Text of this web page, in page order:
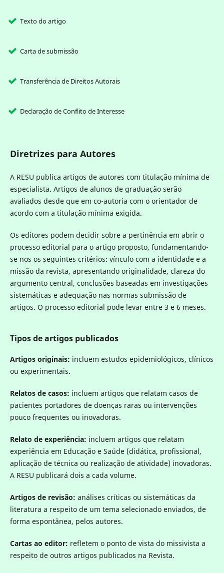
Texto do artigo
Carta de submissão
Transferência de Direitos Autorais
Declaração de Conflito de Interesse
Diretrizes para Autores
A RESU publica artigos de autores com titulação mínima de
especialista. Artigos de alunos de graduação serão
avaliados desde que em co-autoria com o orientador de
acordo com a titulação mínima exigida.
Os editores podem decidir sobre a pertinência em abrir o
processo editorial para o artigo proposto, fundamentando-
se nos os seguintes critérios: vínculo com a identidade e a
missão da revista, apresentando originalidade, clareza do
argumento central, conclusões baseadas em investigações
sistemáticas e adequação nas normas submissão de
artigos. O processo editorial pode levar entre 3 e 6 meses.
Tipos de artigos publicados
Artigos originais: incluem estudos epidemiológicos, clínicos
ou experimentais.
Relatos de casos: incluem artigos que relatam casos de
pacientes portadores de doenças raras ou intervenções
pouco frequentes ou inovadoras.
Relato de experiência: incluem artigos que relatam
experiência em Educação e Saúde (didática, profissional,
aplicação de técnica ou realização de atividade) inovadoras.
A RESU publicará dois a cada volume.
Artigos de revisão: análises críticas ou sistemáticas da
literatura a respeito de um tema selecionado enviados, de
forma espontânea, pelos autores.
Cartas ao editor: refletem o ponto de vista do missivista a
respeito de outros artigos publicados na Revista.